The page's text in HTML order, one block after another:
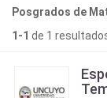
Posgrados de
1-1 de 1